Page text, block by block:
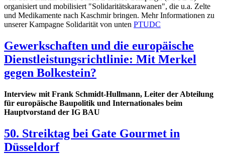
organisiert und mobilisiert "Solidaritätskarawanen", die u.a. Zelte
und Medikamente nach Kaschmir bringen. Mehr Informationen zu
unserer Kampagne Solidarität von unten PTUDC
Gewerkschaften und die europäische
Dienstleistungsrichtlinie: Mit Merkel
gegen Bolkestein?
Interview mit Frank Schmidt-Hullmann, Leiter der Abteilung
für europäische Baupolitik und Internationales beim
Hauptvorstand der IG BAU
50. Streiktag bei Gate Gourmet in
Düsseldorf